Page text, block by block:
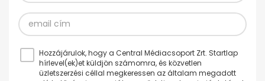
Hozzájárulok, hogy a Central Médiacsoport Zrt. Startlap
hírlevel(ek)et küldjön számomra, és közvetlen
üzletszerzési céllal megkeressen az általam megadott